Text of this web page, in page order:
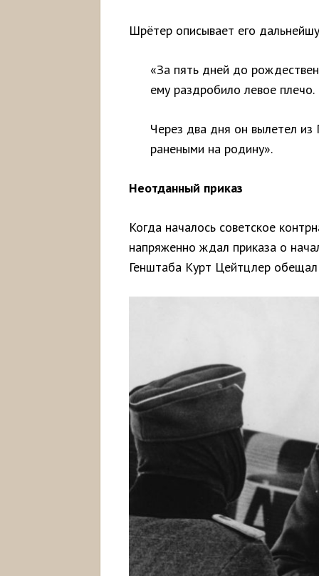
Шрётер описывает его
«За пять дней до
ему раздробило левое плечо.
Через два дня он вылетел
ранеными на родину».
Неотданный приказ
Когда началось советское
напряженно ждал приказа о
Генштаба Курт Цейтцлер обещал